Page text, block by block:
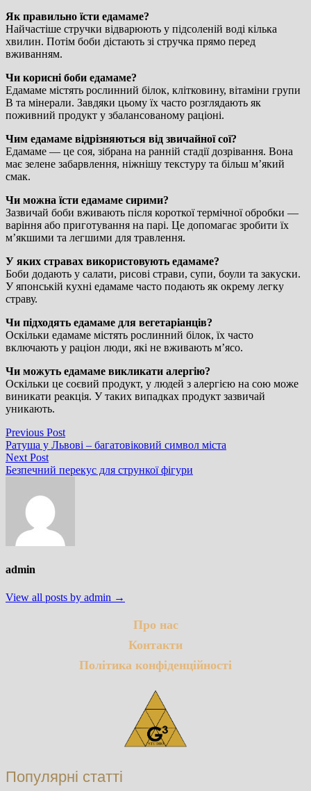
Як правильно їсти едамаме?
Найчастіше стручки відварюють у підсоленій воді кілька
хвилин. Потім боби дістають зі стручка прямо перед
вживанням.
Чи корисні боби едамаме?
Едамаме містять рослинний білок, клітковину, вітаміни групи
B та мінерали. Завдяки цьому їх часто розглядають як
поживний продукт у збалансованому раціоні.
Чим едамаме відрізняються від звичайної сої?
Едамаме — це соя, зібрана на ранній стадії дозрівання. Вона
має зелене забарвлення, ніжнішу текстуру та більш м’який
смак.
Чи можна їсти едамаме сирими?
Зазвичай боби вживають після короткої термічної обробки —
варіння або приготування на парі. Це допомагає зробити їх
м’якшими та легшими для травлення.
У яких стравах використовують едамаме?
Боби додають у салати, рисові страви, супи, боули та закуски.
У японській кухні едамаме часто подають як окрему легку
страву.
Чи підходять едамаме для вегетаріанців?
Оскільки едамаме містять рослинний білок, їх часто
включають у раціон люди, які не вживають м’ясо.
Чи можуть едамаме викликати алергію?
Оскільки це соєвий продукт, у людей з алергією на сою може
виникати реакція. У таких випадках продукт зазвичай
уникають.
Навігація
записів
Previous PostPrevious
post:
Ратуша у Львові – багатовіковий символ міста
Next PostNext
post:
Безпечний перекус для стрункої фігури
admin
View all posts by admin →
Про нас
Контакти
Політика конфіденційності
Популярні статті